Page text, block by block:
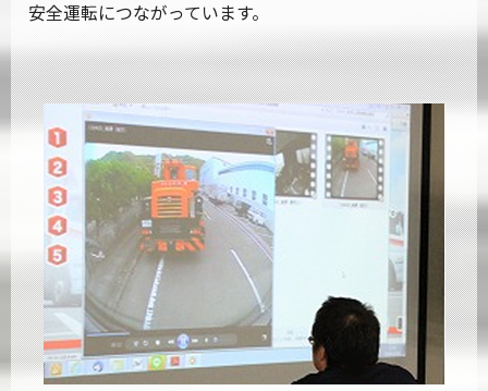
安全運転につながっています。